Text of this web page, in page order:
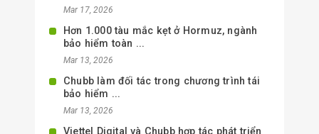
Mar 17, 2026
Hơn 1.000 tàu mắc kẹt ở Hormuz, ngành
bảo hiểm toàn ...
Mar 13, 2026
Chubb làm đối tác trong chương trình tái
bảo hiểm ...
Mar 13, 2026
Viettel Digital và Chubb hợp tác phát triển